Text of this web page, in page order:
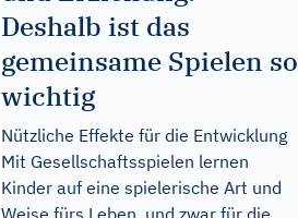
Deshalb ist das
gemeinsame Spielen so
wichtig
Nützliche Effekte für die Entwicklung
Mit Gesellschaftsspielen lernen
Kinder auf eine spielerische Art und
Weise fürs Leben, und zwar für die